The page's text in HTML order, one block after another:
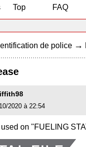
Top
FAQ
de police →
2020 à 22:54
on "FUELING